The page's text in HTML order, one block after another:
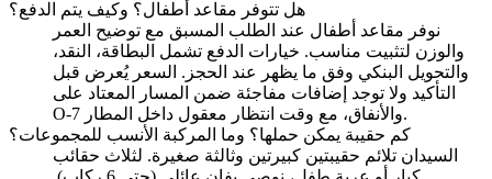
هل تتوفر مقاعد أطفال؟ وكيف يتم الدفع؟
نوفر مقاعد أطفال عند الطلب المسبق مع توضيح العمر
والوزن لتثبيت مناسب. خيارات الدفع تشمل البطاقة، النقد،
والتحويل البنكي وفق ما يظهر عند الحجز. السعر يُعرض قبل
التأكيد ولا توجد إضافات مفاجئة ضمن المسار المعتاد على
O‑7 والأنفاق، مع وقت انتظار معقول داخل المطار.
كم حقيبة يمكن حملها؟ وما المركبة الأنسب للمجموعات؟
السيدان تلائم حقيبتين كبيرتين وثالثة صغيرة. لثلاث حقائب